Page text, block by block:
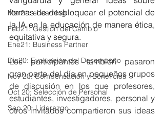
Mar21: eLearning
Feb21: Gestión del Cambio
Ene21: Business Partner
Dic20: Evaluación del Desempeño
Nov 20: Compensación y Beneficios
Oct 20: Selección de Personal
Sep 20: Liderazgo
formas de desbloquear el potencial de
la IA en la educación de manera ética,
equitativa y segura.
Los participantes también pasaron
gran parte del día en pequeños grupos
de discusión en los que profesores,
estudiantes, investigadores, personal y
otros invitados compartieron sus ideas